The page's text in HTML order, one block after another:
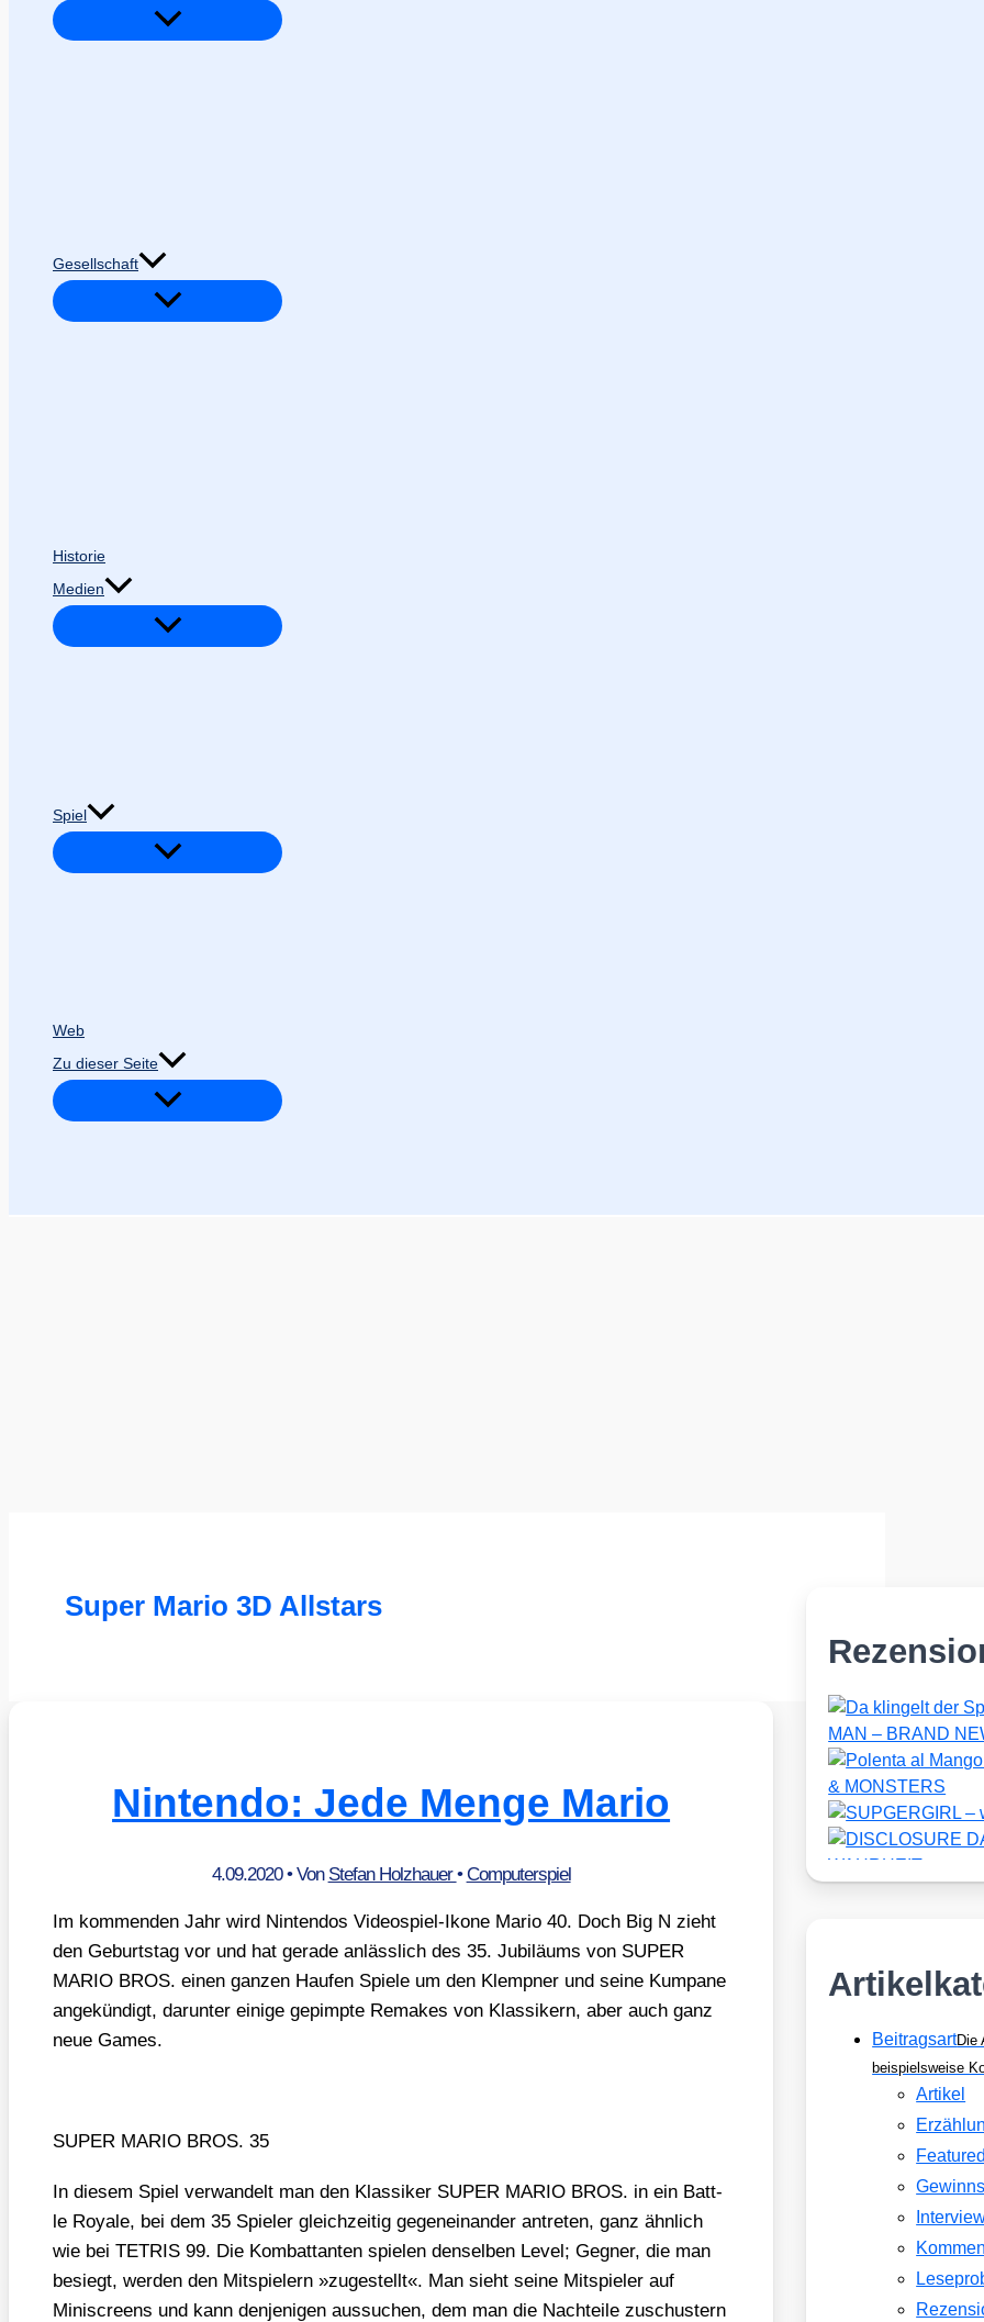
Gesellschaft
Historie
Medien
Spiel
Web
Zu dieser Seite
Super Mario 3D Allstars
Nintendo: Jede Menge Mario
4.09.2020• Von Stefan Holzhauer•Computerspiel
Im kom­men­den Jahr wird Nin­ten­dos Video­spiel-Iko­ne Mario 40. Doch Big N zieht
den Geburts­tag vor und hat gera­de anläss­lich des 35. Jubi­lä­ums von SUPER
MARIO BROS. einen gan­zen Hau­fen Spie­le um den Klemp­ner und sei­ne Kum­pa­ne
ange­kün­digt, dar­un­ter eini­ge gepimp­te Remakes von Klas­si­kern, aber auch ganz
neue Games.
SUPER MARIO BROS. 35
In die­sem Spiel ver­wan­delt man den Klas­si­ker SUPER MARIO BROS. in ein Batt­
le Roya­le, bei dem 35 Spie­ler gleich­zei­tig gegen­ein­an­der antre­ten, ganz ähn­lich
wie bei TETRIS 99. Die Kom­bat­tan­ten spie­len den­sel­ben Level; Geg­ner, die man
besiegt, wer­den den Mit­spie­lern »zuge­stellt«. Man sieht sei­ne Mit­spie­ler auf
Minis­creens und kann den­je­ni­gen aus­su­chen, dem man die Nach­tei­le zuschus­tern
BeitragsartDie
beispielsweise
Artikel